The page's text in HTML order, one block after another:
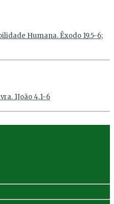
Humana. Êxodo 19.5-6;
1João 4.1-6